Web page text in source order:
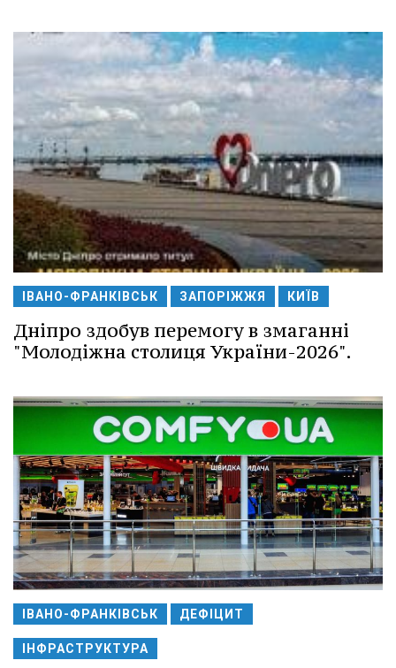
ІВАНО-ФРАНКІВСЬК ЗАПОРІЖЖЯ КИЇВ
Дніпро здобув перемогу в змаганні
"Молодіжна столиця України-2026".
ІВАНО-ФРАНКІВСЬК ДЕФІЦИТ
ІНФРАСТРУКТУРА